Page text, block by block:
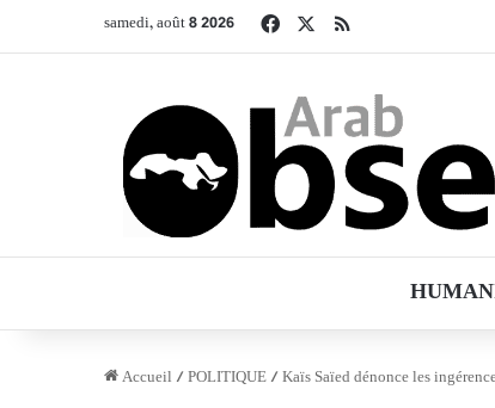
samedi, août 8 2026 FacebookRSS
Accueil /POLITIQUE/Kaïs Saïed dénonce les